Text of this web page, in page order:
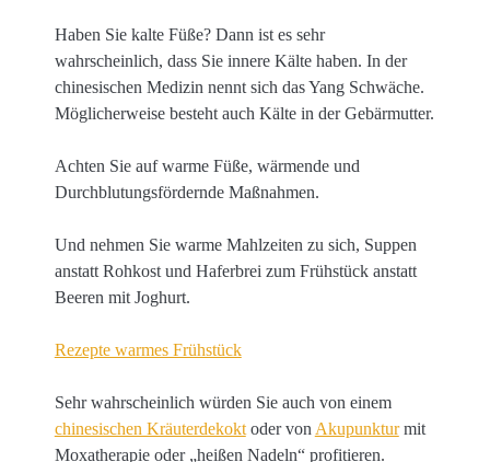
Haben Sie kalte Füße? Dann ist es sehr
wahrscheinlich, dass Sie innere Kälte haben. In der
chinesischen Medizin nennt sich das Yang Schwäche.
Möglicherweise besteht auch Kälte in der Gebärmutter.
Achten Sie auf warme Füße, wärmende und
Durchblutungsfördernde Maßnahmen.
Und nehmen Sie warme Mahlzeiten zu sich, Suppen
anstatt Rohkost und Haferbrei zum Frühstück anstatt
Beeren mit Joghurt.
Rezepte warmes Frühstück
Sehr wahrscheinlich würden Sie auch von einem
chinesischen Kräuterdekoktoder von Akupunkturmit
Moxatherapie oder „heißen Nadeln“ profitieren.